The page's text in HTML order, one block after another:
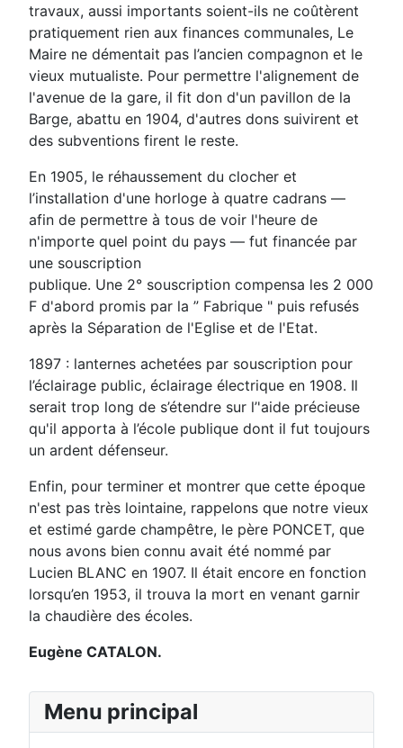
Menu principal
travaux, aussi importants soient-ils ne coûtèrent
pratiquement rien aux finances communales, Le
Maire ne démentait pas l’ancien compagnon et le
vieux mutualiste. Pour permettre l'alignement de
l'avenue de la gare, il fit don d'un pavillon de la
Barge, abattu en 1904, d'autres dons suivirent et
des subventions firent le reste.
En 1905, le réhaussement du clocher et
l’installation d'une horloge à quatre cadrans —
afin de permettre à tous de voir l'heure de
n'importe quel point du pays — fut financée par
une souscription
publique. Une 2° souscription compensa les 2 000
F d'abord promis par la ” Fabrique " puis refusés
après la Séparation de l'Eglise et de l'Etat.
1897 : lanternes achetées par souscription pour
l’éclairage public, éclairage électrique en 1908. Il
serait trop long de s’étendre sur l’'aide précieuse
qu'il apporta à l’école publique dont il fut toujours
un ardent défenseur.
Enfin, pour terminer et montrer que cette époque
n'est pas très lointaine, rappelons que notre vieux
et estimé garde champêtre, le père PONCET, que
nous avons bien connu avait été nommé par
Lucien BLANC en 1907. Il était encore en fonction
lorsqu’en 1953, il trouva la mort en venant garnir
la chaudière des écoles.
Eugène CATALON.